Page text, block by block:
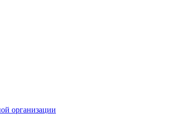
организации